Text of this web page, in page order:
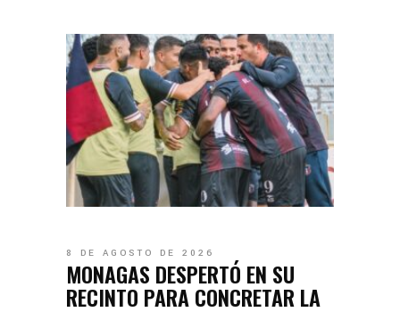
8 DE AGOSTO DE 2026
MONAGAS DESPERTÓ EN SU
RECINTO PARA CONCRETAR LA